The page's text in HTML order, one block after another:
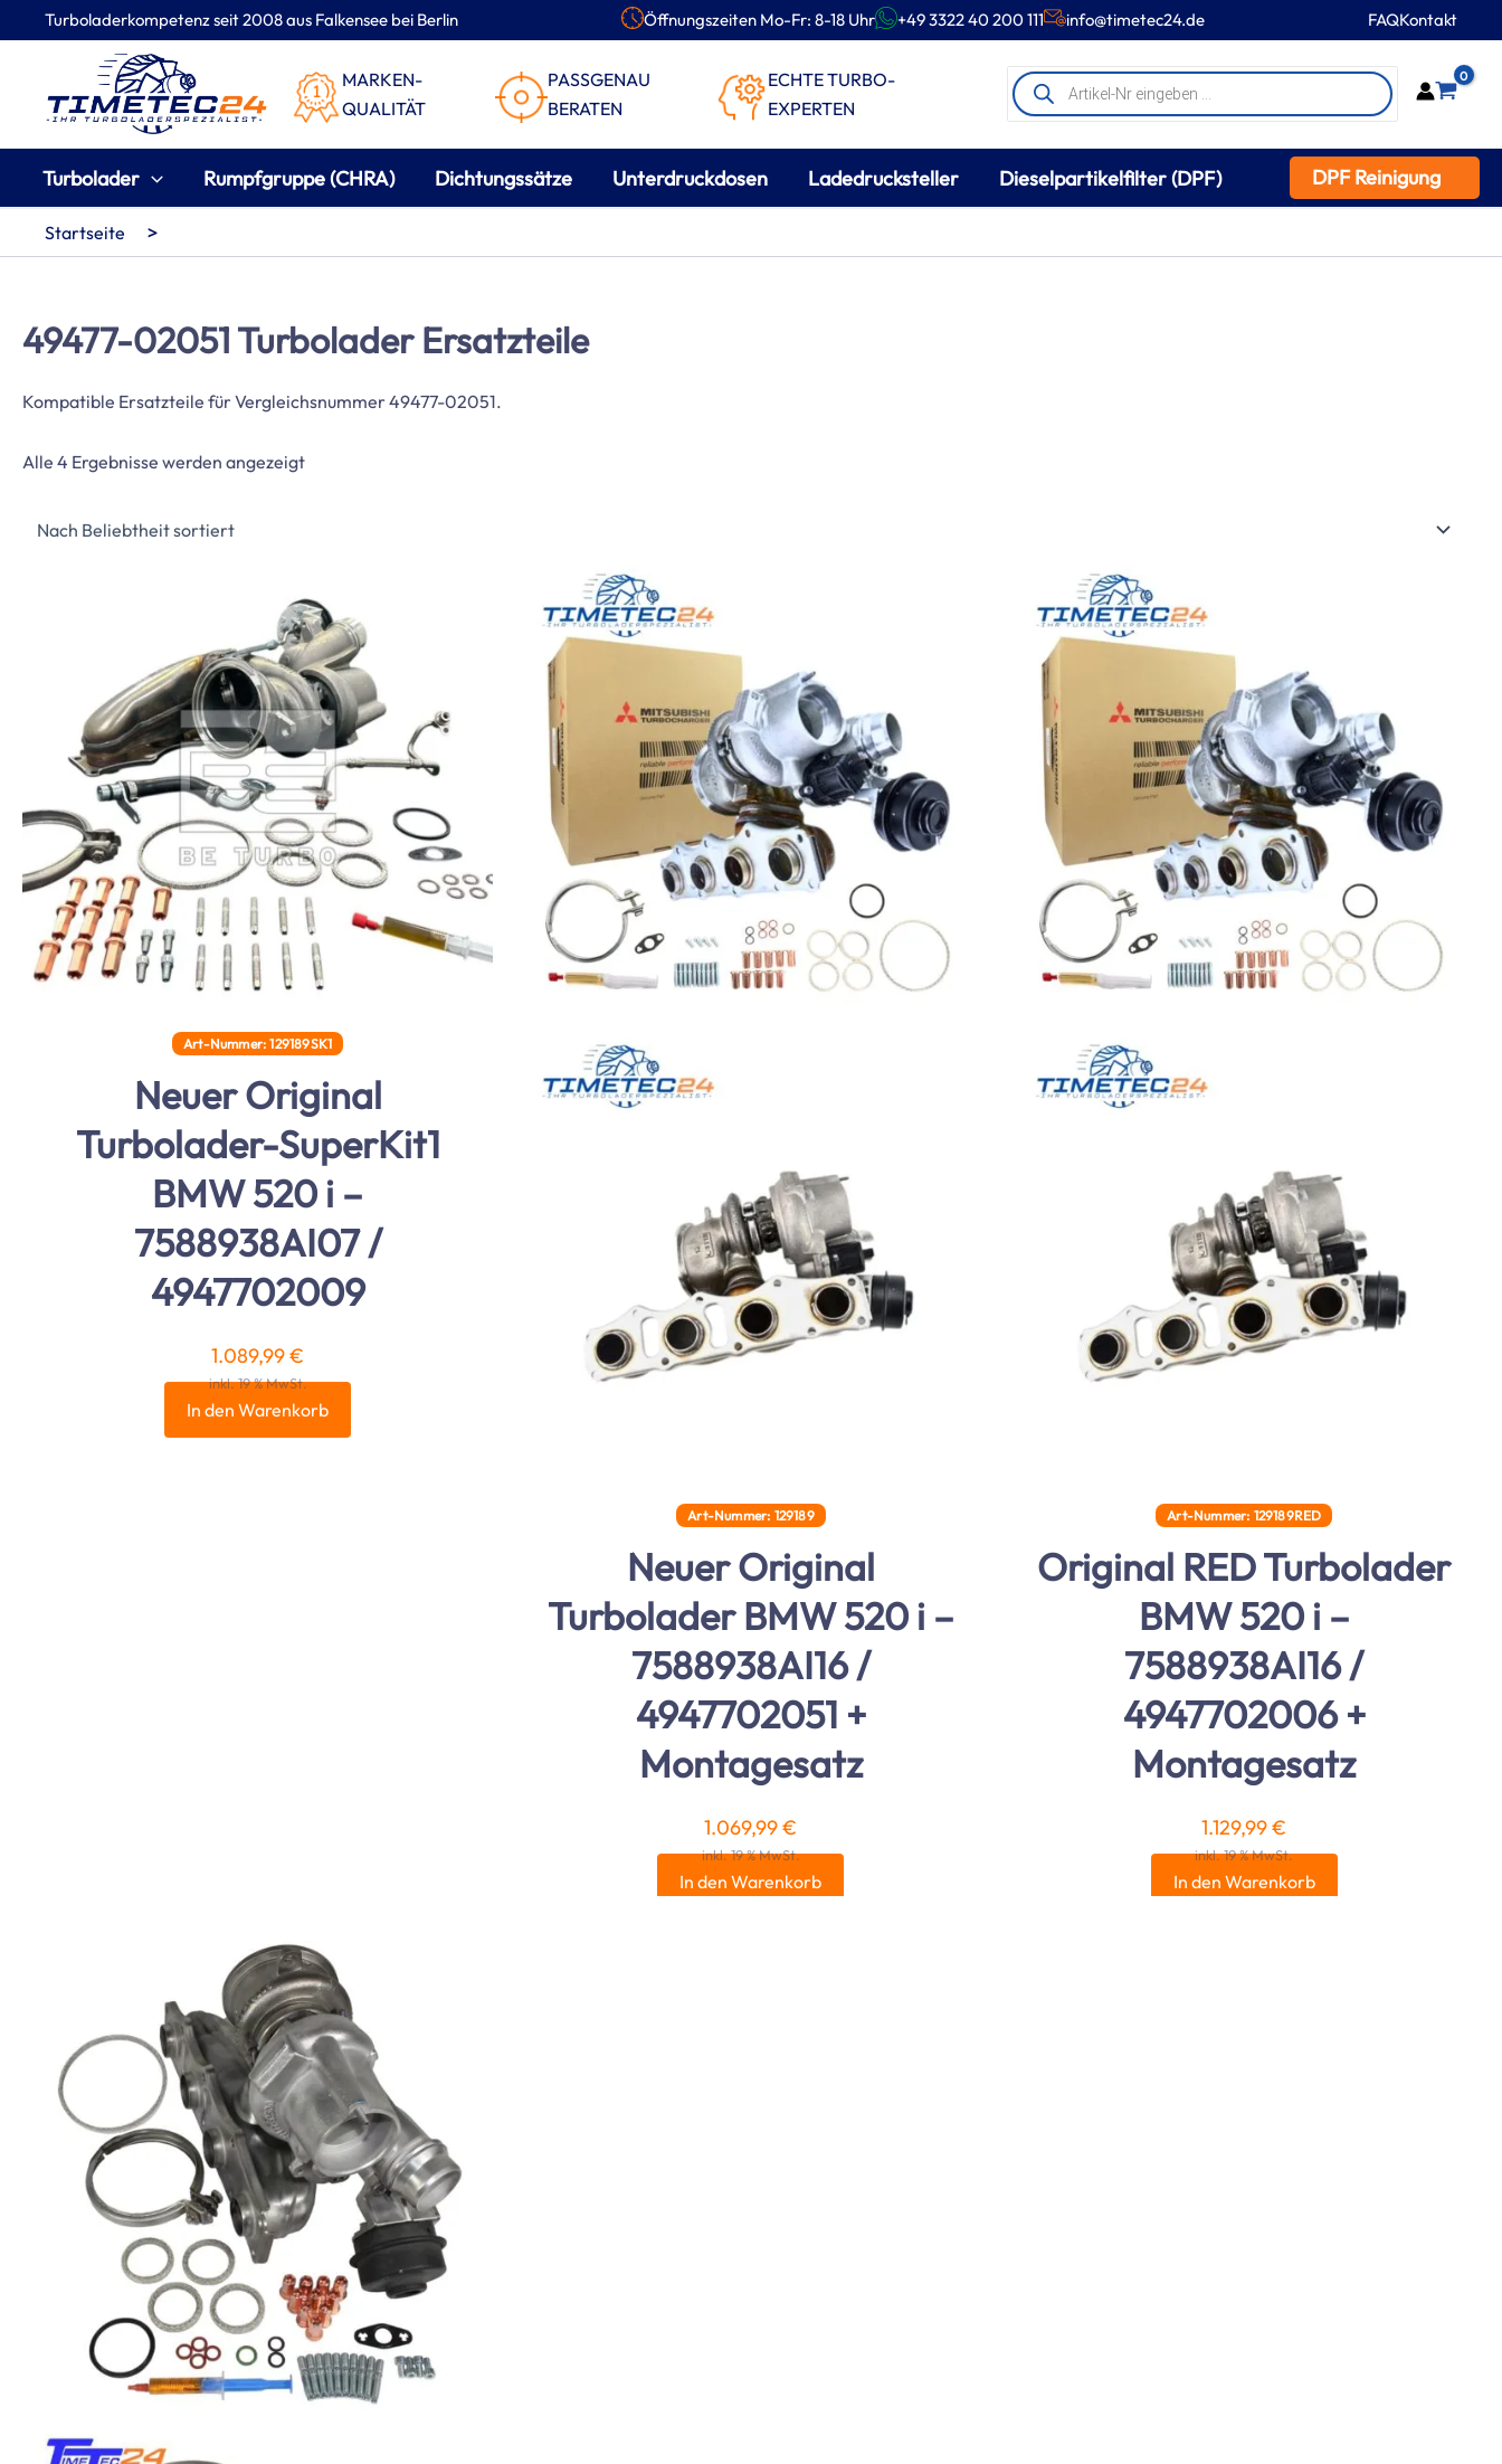
Turboladerkompetenz seit 2008 aus Falkensee bei Berlin Öffnungszeiten Mo-Fr: 8-18 Uhr +49 3322 40 200 111 info@timetec24.de FAQKontakt
MARKEN-
QUALITÄT
PASSGENAU
BERATEN
ECHTE TURBO-
EXPERTEN
Products
search
0
Turbolader Rumpfgruppe (CHRA) Dichtungssätze Unterdruckdosen Ladedrucksteller Dieselpartikelfilter (DPF) DPF Reinigung
Inhalt
Startseite >
49477-02051 Turbolader Ersatzteile
Kompatible Ersatzteile für Vergleichsnummer 49477-02051.
Alle 4 Ergebnisse werden angezeigtNach
Art-Nummer: 129189SK1
Neuer Original
Turbolader-SuperKit1
BMW 520 i –
7588938AI07 /
4947702009
1.089,99€
inkl. 19 % MwSt.
In den Warenkorb
Art-Nummer: 129189
Neuer Original
Turbolader BMW 520 i –
7588938AI16 /
4947702051 +
Montagesatz
1.069,99€
inkl. 19 % MwSt.
In den Warenkorb
Art-Nummer: 129189RED
Original RED Turbolader
BMW 520 i –
7588938AI16 /
4947702006 +
Montagesatz
1.129,99€
inkl. 19 % MwSt.
In den Warenkorb